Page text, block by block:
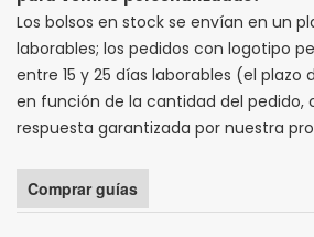
Los bolsos en stock se envían en un
laborables; los pedidos con logotipo
entre 15 y 25 días laborables (el plazo
en función de la cantidad del pedido,
respuesta garantizada por nuestra
Comprar guías